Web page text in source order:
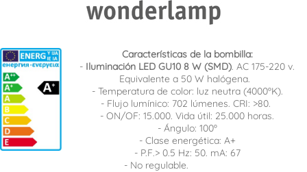
Características de la bombilla:
- Iluminación LED GU10 8 W (SMD). AC 175-220 v.
Equivalente a 50 W halógena.
- Temperatura de color: luz neutra (4000ºK).
- Flujo lumínico: 702 lúmenes. CRI: >80.
- ON/OF: 15.000. Vida útil: 25.000 horas.
- Ángulo: 100º
- Clase energética: A+
- P.F.> 0.5 Hz: 50. mA: 67
- No regulable.